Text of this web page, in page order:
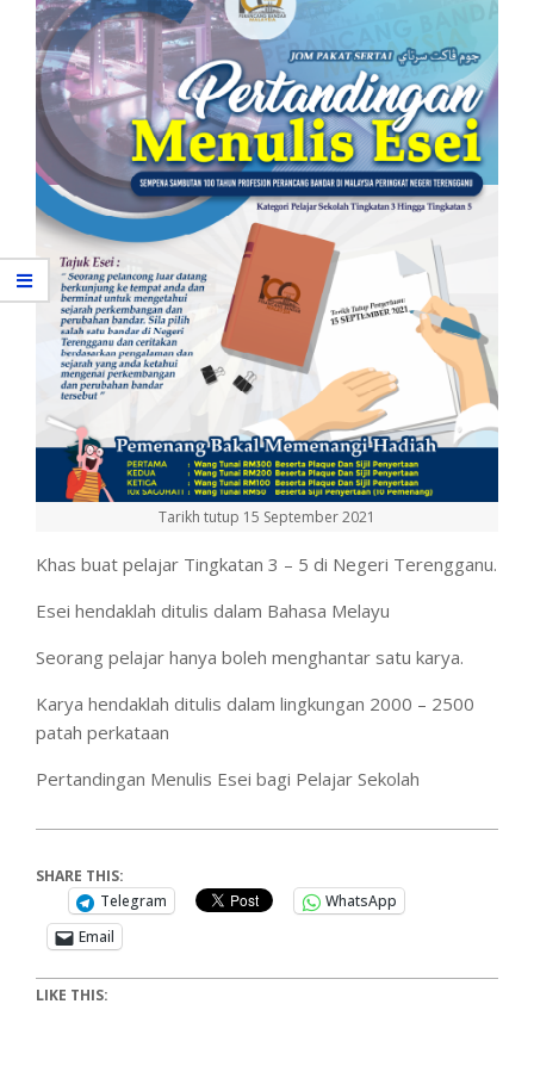
Tarikh tutup 15 September 2021
Khas buat pelajar Tingkatan 3 – 5 di Negeri Terengganu.
Esei hendaklah ditulis dalam Bahasa Melayu
Seorang pelajar hanya boleh menghantar satu karya.
Karya hendaklah ditulis dalam lingkungan 2000 – 2500
patah perkataan
Pertandingan Menulis Esei bagi Pelajar Sekolah
SHARE THIS:
Telegram
WhatsApp
Email
LIKE THIS: